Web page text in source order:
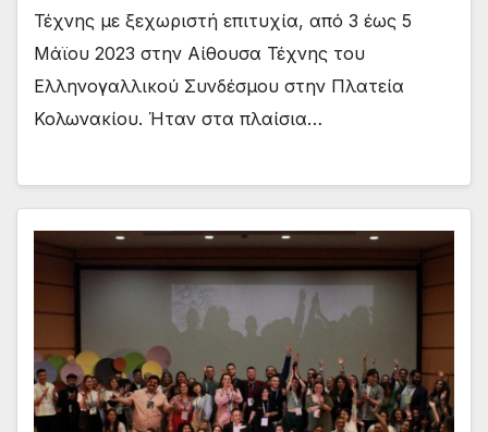
Τέχνης με ξεχωριστή επιτυχία, από 3 έως 5
Μάϊου 2023 στην Αίθουσα Τέχνης του
Ελληνογαλλικού Συνδέσμου στην Πλατεία
Κολωνακίου. Ήταν στα πλαίσια…